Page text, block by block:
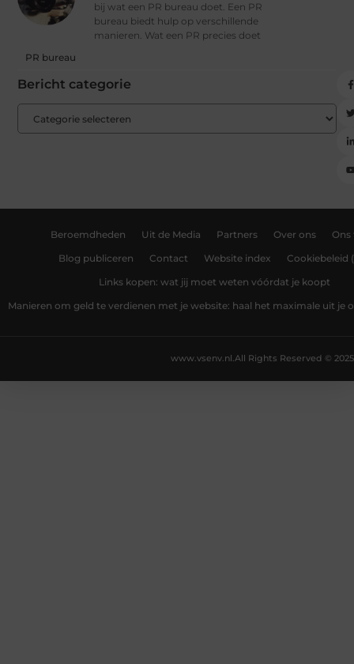
bij wat een PR bureau doet. Een PR
bureau biedt hulp op verschillende
manieren. Wat een PR precies doet
PR bureau
Bericht categorie
Beroemdheden Uit de Media Partners Over ons Ons
Blog publiceren Contact Website index Cookiebeleid
Links kopen: wat jij moet weten vóórdat je koopt
Manieren om geld te verdienen met je website: haal het maximale uit je
All Rights Reserved © 2025
www.vsenv.nl.